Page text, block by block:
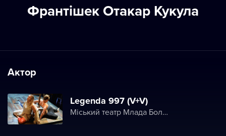
Франтішек Отакар Кукула
Актор
Legenda 997 (V+V)
Міський театр Млада Болеслава